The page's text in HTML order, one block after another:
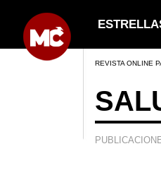
REVISTA ONLINE